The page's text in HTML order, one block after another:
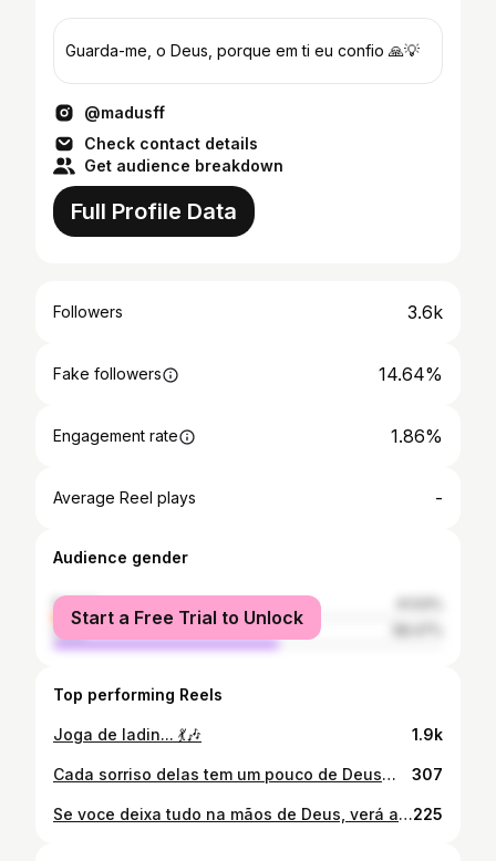
Guarda-me, o Deus, porque em ti eu confio 🙏💡
@madusff
Check contact details
Get audience breakdown
Full Profile Data
Followers 3.6k
Fake followers 14.64%
Engagement rate 1.86%
Average Reel plays -
Audience gender
female
male
Start a Free Trial to Unlock
Top performing Reels
Joga de ladin... 💃🎶 1.9k
Cada sorriso delas tem um pouco de Deus😁🙏 . . . #nós3 #semprejuntas #umaportodas #todasporuma #deuspornós ❤ 307
Se voce deixa tudo na mãos de Deus, verá as mãos DEUS em tudo! Tudo posso naquele me fortalece 🙏 #Deus #mariapassanafrente #gratidão. Quando contei os meus sonhos para alguém Me disseram são grandes demais pra você Quando falei onde queria chegar Me disseram: pare por aqui, não vá além Mas com Deus foi bem diferente Ele me disse: vá em frente eu contigo estou Quando eu senti medo de seguir Disse prossiga eu te fiz pra ser um vencedor Desde então eu nunca mais me limitei Guardei no coração as palavras de Deus Descobri que os planos dele para mim São muito maiores que os meus😭🙏❤ #formei🎓225